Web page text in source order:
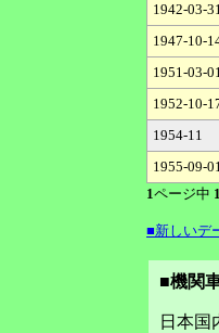
1942-03-
1947-10-
1951-03-
1952-10-
1954-11
1955-09-
1ページ中 1
■新しいデ
■機関
日本国